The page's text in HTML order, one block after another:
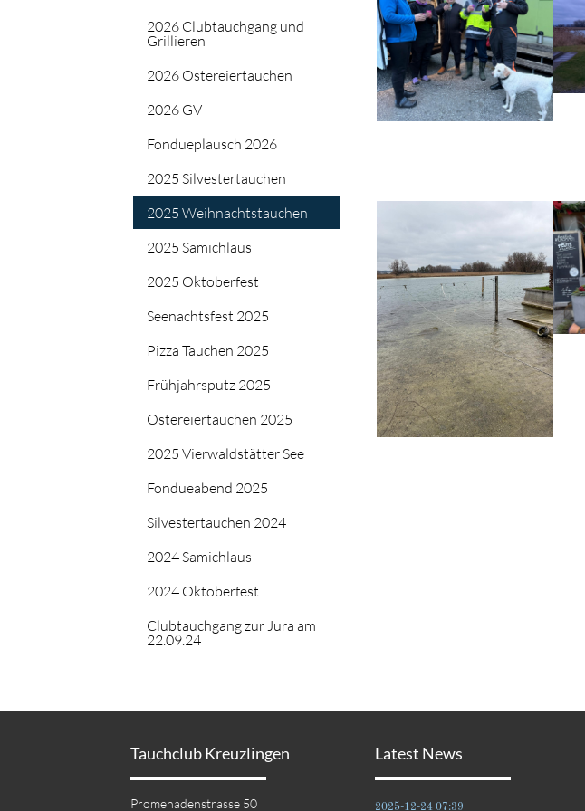
2026 Clubtauchgang und
Grillieren
2026 Ostereiertauchen
2026 GV
Fondueplausch 2026
2025 Silvestertauchen
2025 Weihnachtstauchen
2025 Samichlaus
2025 Oktoberfest
Seenachtsfest 2025
Pizza Tauchen 2025
Frühjahrsputz 2025
Ostereiertauchen 2025
2025 Vierwaldstätter See
Fondueabend 2025
Silvestertauchen 2024
2024 Samichlaus
2024 Oktoberfest
Clubtauchgang zur Jura am
22.09.24
Tauchclub Kreuzlingen
Promenadenstrasse 50
Latest News
2025-12-24 07:39